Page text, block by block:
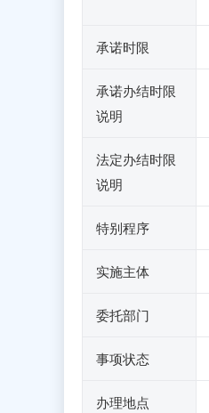
承诺时限
承诺办结时限
说明
法定办结时限
说明
特别程序
实施主体
委托部门
事项状态
办理地点